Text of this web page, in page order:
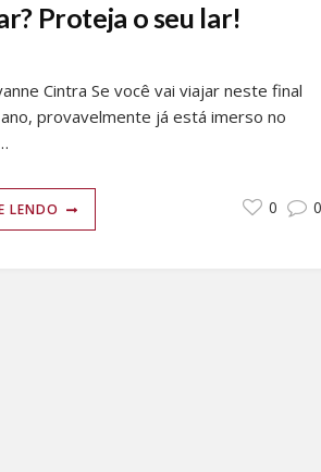
Proteja o seu lar!
Cintra Se você vai viajar neste final
provavelmente já está imerso no
LENDO 0 0